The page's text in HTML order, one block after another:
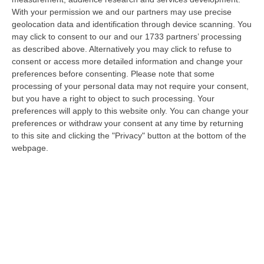
With your permission we and our partners may use precise
geolocation data and identification through device scanning. You
may click to consent to our and our 1733 partners’ processing
as described above. Alternatively you may click to refuse to
consent or access more detailed information and change your
preferences before consenting. Please note that some
processing of your personal data may not require your consent,
but you have a right to object to such processing. Your
preferences will apply to this website only. You can change your
preferences or withdraw your consent at any time by returning
to this site and clicking the "Privacy" button at the bottom of the
webpage.
Meteo, Ondata Di Caldo Estremo Fino A Ferragosto
“Nella giornata di oggi ancora temporali, in alcuni casi molto intensi, sui
rilievi di Alpi e Appennini, e in locale estensione fin verso le…
09 Agosto, 15:10
Razionalizzazione Della Spesa Sanitaria E Acquisti Sotto Controllo.
La Strategia “anti-Sprechi” Della Regione
“CATANZARO La razionalizzazione della spesa sanitaria passa dalla
centralizzazione degli acquisti. È una delle direttrici individuate dalla…
09 Agosto, 14:37